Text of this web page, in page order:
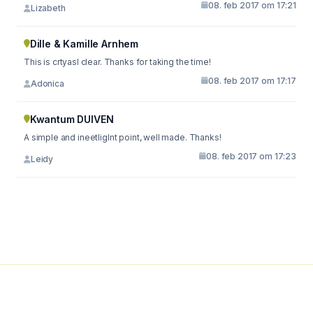
Lizabeth 08. feb 2017 om 17:21
Dille & Kamille Arnhem
This is crtyasl clear. Thanks for taking the time!
Adonica 08. feb 2017 om 17:17
Kwantum DUIVEN
A simple and ineetliglnt point, well made. Thanks!
Leidy 08. feb 2017 om 17:23